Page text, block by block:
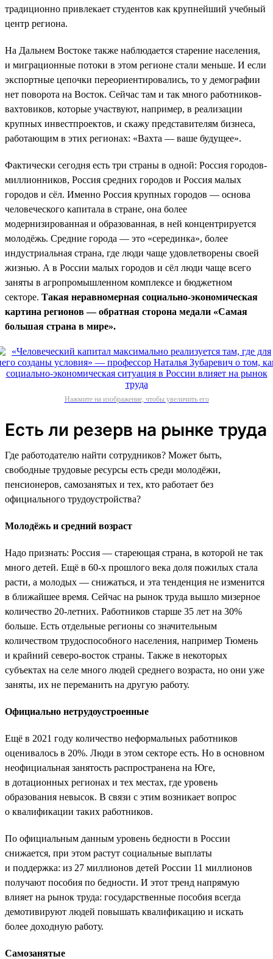
традиционно привлекает студентов как крупнейший учебный
центр региона.
На Дальнем Востоке также наблюдается старение населения,
и миграционные потоки в этом регионе стали меньше. И если
экспортные цепочки переориентировались, то у демографии
нет поворота на Восток. Сейчас там и так много работников-
вахтовиков, которые участвуют, например, в реализации
крупных инвестпроектов, и скажу представителям бизнеса,
работающим в этих регионах: «Вахта — ваше будущее».
Фактически сегодня есть три страны в одной: Россия городов-
миллионников, Россия средних городов и Россия малых
городов и сёл. Именно Россия крупных городов — основа
человеческого капитала в стране, она более
модернизированная и образованная, в ней концентрируется
молодёжь. Средние города — это «серединка», более
индустриальная страна, где люди чаще удовлетворены своей
жизнью. А в России малых городов и сёл люди чаще всего
заняты в агропромышленном комплексе и бюджетном
секторе. Такая неравномерная социально-экономическая
картина регионов — обратная сторона медали «Самая
большая страна в мире».
Нажмите на изображение, чтобы увеличить его
Есть ли резерв на рынке труда
Где работодателю найти сотрудников? Может быть,
свободные трудовые ресурсы есть среди молодёжи,
пенсионеров, самозанятых и тех, кто работает без
официального трудоустройства?
Молодёжь и средний возраст
Надо признать: Россия — стареющая страна, в которой не так
много детей. Ещё в 60-х прошлого века доля пожилых стала
расти, а молодых — снижаться, и эта тенденция не изменится
в ближайшее время. Сейчас на рынок труда вышло мизерное
количество 20-летних. Работников старше 35 лет на 30%
больше. Есть отдельные регионы со значительным
количеством трудоспособного населения, например Тюмень
и крайний северо-восток страны. Также в некоторых
субъектах на селе много людей среднего возраста, но они уже
заняты, их не переманить на другую работу.
Официально нетрудоустроенные
Ещё в 2021 году количество неформальных работников
оценивалось в 20%. Люди в этом секторе есть. Но в основном
неофициальная занятость распространена на Юге,
в дотационных регионах и тех местах, где уровень
образования невысок. В связи с этим возникает вопрос
о квалификации таких работников.
По официальным данным уровень бедности в России
снижается, при этом растут социальные выплаты
и поддержка: из 27 миллионов детей России 11 миллионов
получают пособия по бедности. И этот тренд напрямую
влияет на рынок труда: государственные пособия всегда
демотивируют людей повышать квалификацию и искать
более доходную работу.
Самозанятые